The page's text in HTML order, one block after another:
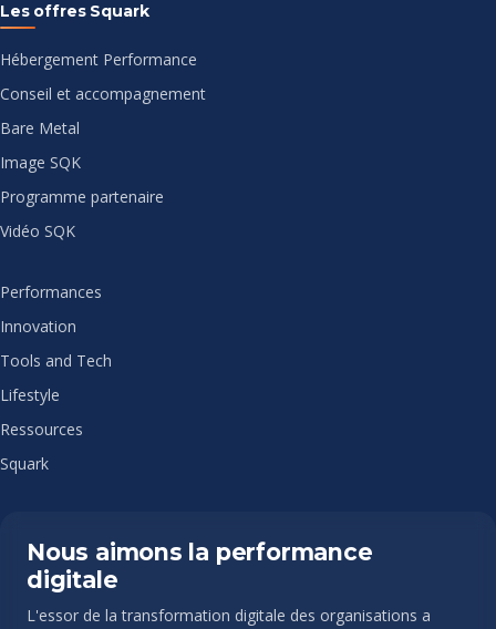
Les offres Squark
Hébergement Performance
Conseil et accompagnement
Bare Metal
Image SQK
Programme partenaire
Vidéo SQK
Performances
Innovation
Tools and Tech
Lifestyle
Ressources
Squark
Nous aimons la performance
digitale
L'essor de la transformation digitale des organisations a